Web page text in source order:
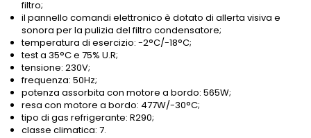
filtro;
il pannello comandi elettronico è dotato di allerta visiva e
sonora per la pulizia del filtro condensatore;
temperatura di esercizio: -2°C/-18°C;
test a 35°C e 75% U.R;
tensione: 230V;
frequenza: 50Hz;
potenza assorbita con motore a bordo: 565W;
resa con motore a bordo: 477W/-30°C;
tipo di gas refrigerante: R290;
classe climatica: 7.